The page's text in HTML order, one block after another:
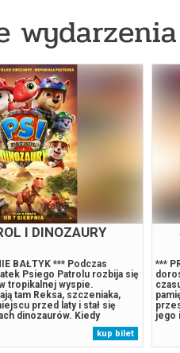
I DINOZAURY
BAŁTYK *** Podczas
Psiego Patrolu rozbija się
tropikalnej wyspie.
tam Reksa, szczeniaka,
przed laty i stał się
dinozaurów. Kiedy
Psiego Patrolu, zaczyna
zasoby naturalne
wybuchu ogromnego,
kup bilet
***
jego